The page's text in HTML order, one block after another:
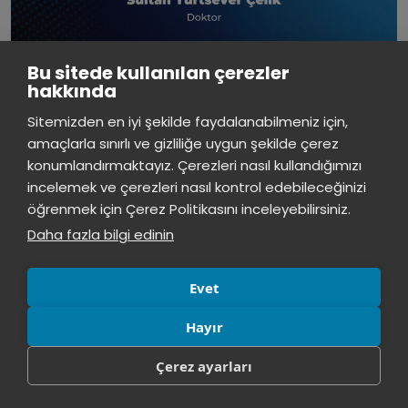
Bu sitede kullanılan çerezler
hakkında
Sitemizden en iyi şekilde faydalanabilmeniz için,
amaçlarla sınırlı ve gizliliğe uygun şekilde çerez
konumlandırmaktayız. Çerezleri nasıl kullandığımızı
incelemek ve çerezleri nasıl kontrol edebileceğinizi
öğrenmek için Çerez Politikasını inceleyebilirsiniz.
Daha fazla bilgi edinin
Evet
Hayır
Çerez ayarları
21
MAYIS
Ameliyathane Hizmetleri Sempozyumu
Ameliyathane Hizmetleri Sempozyumu
çevrimiçi
İstinye Üniversitesi
Merhaba! Size nasıl yardımcı
olabilirim?